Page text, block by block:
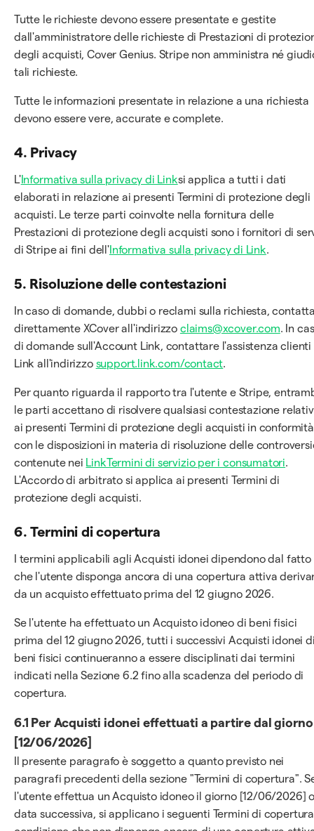
Tutte le richieste devono essere presentate e gestite
dall'amministratore delle richieste di Prestazioni di
degli acquisti, Cover Genius. Stripe non amministra né
tali richieste.
Tutte le informazioni presentate in relazione a una richiesta
devono essere vere, accurate e complete.
4. Privacy
L'Informativa sulla privacy di Linksi applica a tutti i dati
elaborati in relazione ai presenti Termini di protezione degli
acquisti. Le terze parti coinvolte nella fornitura delle
Prestazioni di protezione degli acquisti sono i fornitori di
di Stripe ai fini dell'Informativa sulla privacy di Link.
5. Risoluzione delle contestazioni
In caso di domande, dubbi o reclami sulla richiesta,
direttamente XCover all'indirizzo claims@xcover.com. In
di domande sull'Account Link, contattare l'assistenza clienti
Link all'indirizzo support.link.com/contact.
Per quanto riguarda il rapporto tra l'utente e Stripe,
le parti accettano di risolvere qualsiasi contestazione
ai presenti Termini di protezione degli acquisti in conformità
con le disposizioni in materia di risoluzione delle
contenute nei LinkTermini di servizio per i consumatori.
L'Accordo di arbitrato si applica ai presenti Termini di
protezione degli acquisti.
6. Termini di copertura
I termini applicabili agli Acquisti idonei dipendono dal fatto
che l'utente disponga ancora di una copertura attiva
da un acquisto effettuato prima del 12 giugno 2026.
Se l'utente ha effettuato un Acquisto idoneo di beni fisici
prima del 12 giugno 2026, tutti i successivi Acquisti idonei
beni fisici continueranno a essere disciplinati dai termini
indicati nella Sezione 6.2 fino alla scadenza del periodo di
copertura.
6.1 Per Acquisti idonei effettuati a partire dal giorno
[12/06/2026]
Il presente paragrafo è soggetto a quanto previsto nei
paragrafi precedenti della sezione "Termini di copertura".
l'utente effettua un Acquisto idoneo il giorno [12/06/2026]
data successiva, si applicano i seguenti Termini di